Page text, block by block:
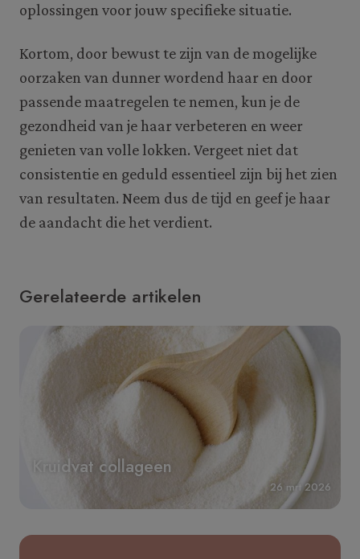
oplossingen voor jouw specifieke situatie.
Kortom, door bewust te zijn van de mogelijke
oorzaken van dunner wordend haar en door
passende maatregelen te nemen, kun je de
gezondheid van je haar verbeteren en weer
genieten van volle lokken. Vergeet niet dat
consistentie en geduld essentieel zijn bij het zien
van resultaten. Neem dus de tijd en geef je haar
de aandacht die het verdient.
Gerelateerde artikelen
Kruidvat collageen
26 mrt 2026